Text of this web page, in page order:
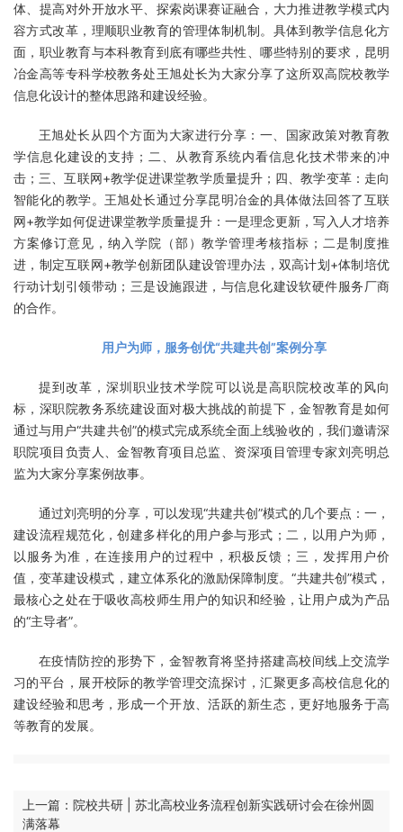
体、提高对外开放水平、探索岗课赛证融合，大力推进教学模式内
容方式改革，理顺职业教育的管理体制机制。具体到教学信息化方
面，职业教育与本科教育到底有哪些共性、哪些特别的要求，昆明
冶金高等专科学校教务处王旭处长为大家分享了这所双高院校教学
信息化设计的整体思路和建设经验。
王旭处长从四个方面为大家进行分享：一、国家政策对教育教
学信息化建设的支持；二、从教育系统内看信息化技术带来的冲
击；三、互联网+教学促进课堂教学质量提升；四、教学变革：走向
智能化的教学。王旭处长通过分享昆明冶金的具体做法回答了互联
网+教学如何促进课堂教学质量提升：一是理念更新，写入人才培养
方案修订意见，纳入学院（部）教学管理考核指标；二是制度推
进，制定互联网+教学创新团队建设管理办法，双高计划+体制培优
行动计划引领带动；三是设施跟进，与信息化建设软硬件服务厂商
的合作。
用户为师，服务创优“共建共创”案例分享
提到改革，深圳职业技术学院可以说是高职院校改革的风向
标，深职院教务系统建设面对极大挑战的前提下，金智教育是如何
通过与用户“共建共创”的模式完成系统全面上线验收的，我们邀请深
职院项目负责人、金智教育项目总监、资深项目管理专家刘亮明总
监为大家分享案例故事。
通过刘亮明的分享，可以发现“共建共创”模式的几个要点：一，
建设流程规范化，创建多样化的用户参与形式；二，以用户为师，
以服务为准，在连接用户的过程中，积极反馈；三，发挥用户价
值，变革建设模式，建立体系化的激励保障制度。“共建共创”模式，
最核心之处在于吸收高校师生用户的知识和经验，让用户成为产品
的“主导者”。
在疫情防控的形势下，金智教育将坚持搭建高校间线上交流学
习的平台，展开校际的教学管理交流探讨，汇聚更多高校信息化的
建设经验和思考，形成一个开放、活跃的新生态，更好地服务于高
等教育的发展。
上一篇：院校共研 | 苏北高校业务流程创新实践研讨会在徐州圆
满落幕